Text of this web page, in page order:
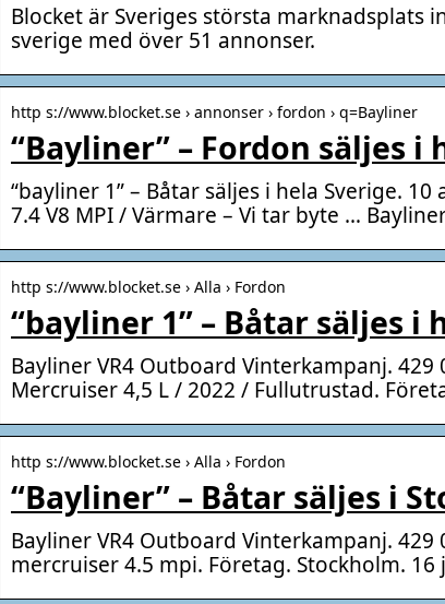
Blocket är Sveriges största marknadsplats
sverige med över 51 annonser.
http s://www.blocket.se › annonser › fordon › q=Bayliner
“Bayliner” – Fordon säljes
“bayliner 1” – Båtar säljes i hela Sverige.
7.4 V8 MPI / Värmare – Vi tar byte …
http s://www.blocket.se › Alla › Fordon
“bayliner 1” – Båtar säljes i
Bayliner VR4 Outboard Vinterkampanj. 429
Mercruiser 4,5 L / 2022 / Fullutrustad.
http s://www.blocket.se › Alla › Fordon
“Bayliner” – Båtar säljes i
Bayliner VR4 Outboard Vinterkampanj.
mercruiser 4.5 mpi. Företag. Stockholm. 16